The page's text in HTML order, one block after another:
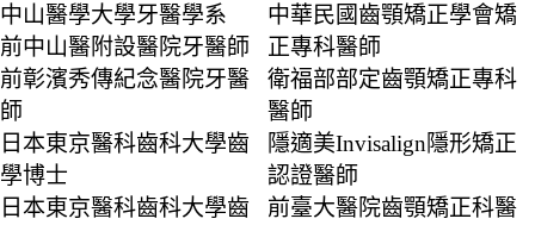
中山醫學大學牙醫學系
前中山醫附設醫院牙醫師
前彰濱秀傳紀念醫院牙醫
師
日本東京醫科齒科大學齒
學博士
日本東京醫科齒科大學齒
中華民國齒顎矯正學會矯
正專科醫師
衛福部部定齒顎矯正專科
醫師
隱適美Invisalign隱形矯正
認證醫師
前臺大醫院齒顎矯正科醫